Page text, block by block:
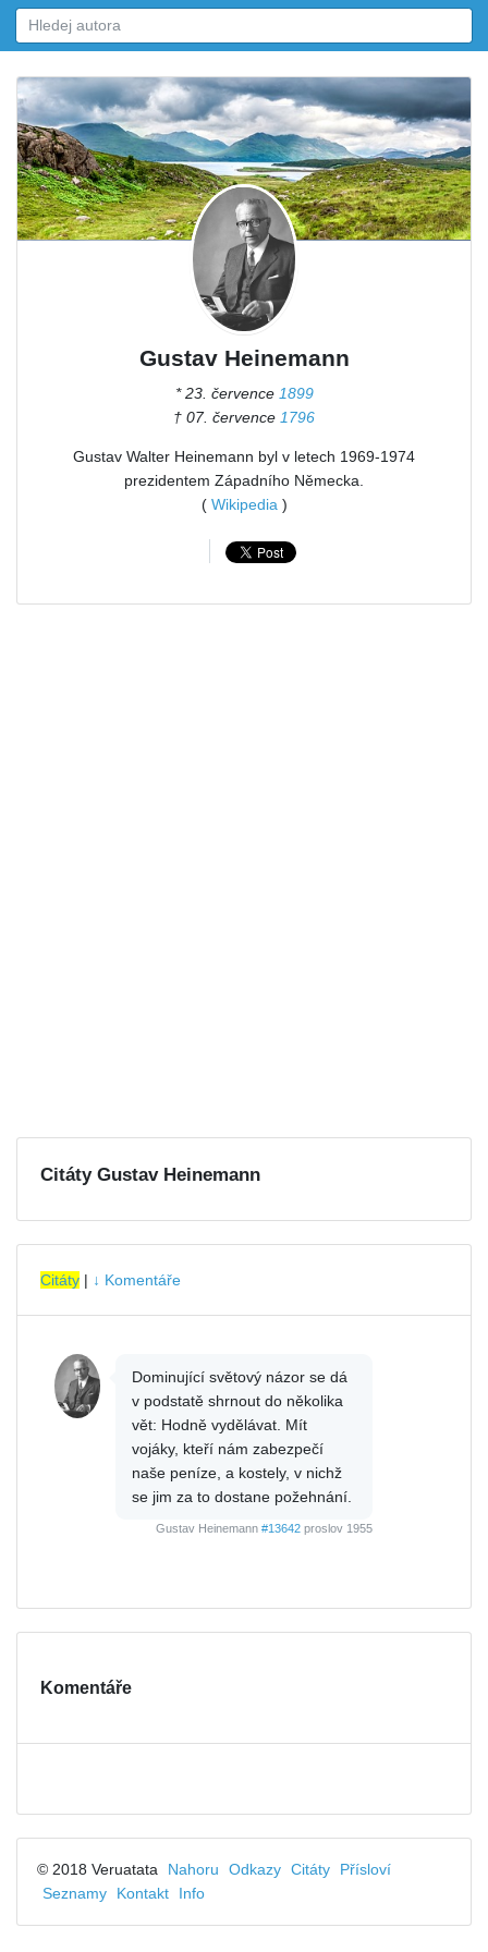
Gustav Heinemann
* 23. července 1899
† 07. července 1796
Gustav Walter Heinemann byl v letech 1969-1974
prezidentem Západního Německa.
( Wikipedia )
Citáty Gustav Heinemann
Citáty | ↓ Komentáře
Dominující světový názor se dá
v podstatě shrnout do několika
vět: Hodně vydělávat. Mít
vojáky, kteří nám zabezpečí
naše peníze, a kostely, v nichž
se jim za to dostane požehnání.
Gustav Heinemann #13642 proslov 1955
Komentáře
© 2018 Veruatata Nahoru Odkazy Citáty
Přísloví
Seznamy
Kontakt Info